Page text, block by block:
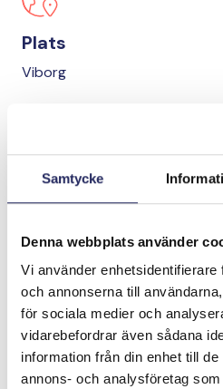
Samtycke
Denna webbplats använder
Vi använder
och annonserna till
för sociala medier och
vidarebefordrar även sådana
information från din enhet till
annons- och analysföretag
Plats
Viborg
avloppsvatten rinner via
förbättrar således tillståndet
och Finlands östra
fosforbelastningen i Finska
med cirka 20 ton. Detta är
årliga utsläppen
Helsingfors.
Leveransen av reningsverkets
samt monteringen och